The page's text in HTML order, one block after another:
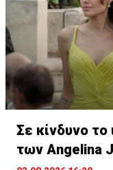
Σε κίνδυνο το
των Angelina